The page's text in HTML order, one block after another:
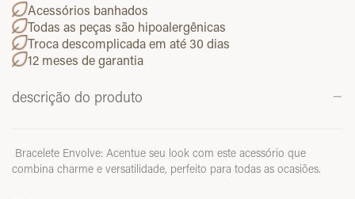
Acessórios banhados
Todas as peças são hipoalergênicas
Troca descomplicada em até 30 dias
12 meses de garantia
descrição do produto
Bracelete Envolve: Acentue seu look com este acessório que
combina charme e versatilidade, perfeito para todas as ocasiões.